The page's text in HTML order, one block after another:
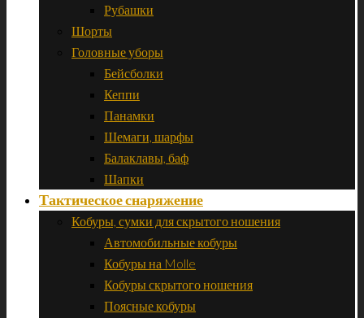
Рубашки
Шорты
Головные уборы
Бейсболки
Кеппи
Панамки
Шемаги, шарфы
Балаклавы, баф
Шапки
Тактическое снаряжение
Кобуры, сумки для скрытого ношения
Автомобильные кобуры
Кобуры на Molle
Кобуры скрытого ношения
Поясные кобуры